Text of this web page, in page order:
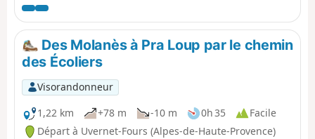
Évêchés, pour ensuite faire l'ascension de la Tête de
Sestriere, puis les crêtes qui surplombent le Val d'Allos et
la source du Verdon, pour arriver au Refuge d'Allos.
Des Molanès à Pra Loup par le chemin
des Écoliers
Visorandonneur
1,22 km
+78 m -10 m 0h 35
Facile
Départ à Uvernet-Fours (Alpes-de-Haute-Provence)